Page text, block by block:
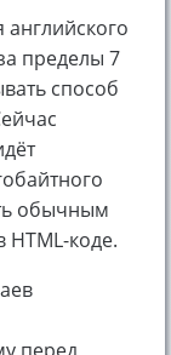
пределы 7
способ
обычным
коде.